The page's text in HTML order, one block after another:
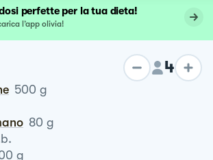
perfette per la tua dieta!
l’app olivia!
4
500 g
80 g
g